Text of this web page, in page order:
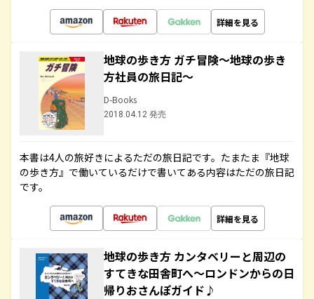
詳細を見る
地球の歩き方 ガチ冒険～地球の歩き
方社員の旅日記～
D-Books
2018.04.12 発売
本書は4人の旅好きによるただの旅日記です。たまたま『地球
の歩き方』で働いているだけで書いてある内容はただの旅日記
です。
詳細を見る
地球の歩き方 カンタベリーと周辺の
すてきな田舎町へ～ロンドンからの日
帰りおさんぽガイド♪